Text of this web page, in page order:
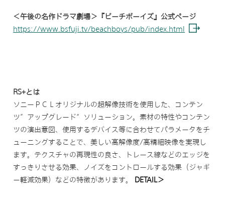
＜午後の名作ドラマ劇場＞『ビーチボーイズ』公式ページ
https://www.bsfuji.tv/beachboys/pub/index.html
RS+とは
ソニーＰＣＬオリジナルの超解像技術を使用した、コンテン
ツ”アップグレード“ソリューション。素材の特性やコンテン
ツの演出意図、使用するデバイス等に合わせてパラメータをチ
ューニングすることで、美しい高解像度/高精細映像を実現し
ます。テクスチャの再現性の良さ、トレース線などのエッジを
すっきりさせる効果、ノイズをコントロールする効果（ジャギ
ー軽減効果）などの特徴があります。 DETAIL＞